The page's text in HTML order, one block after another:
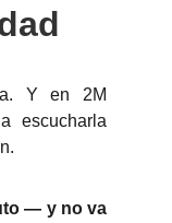
Y en 2M
escucharla
— y no va